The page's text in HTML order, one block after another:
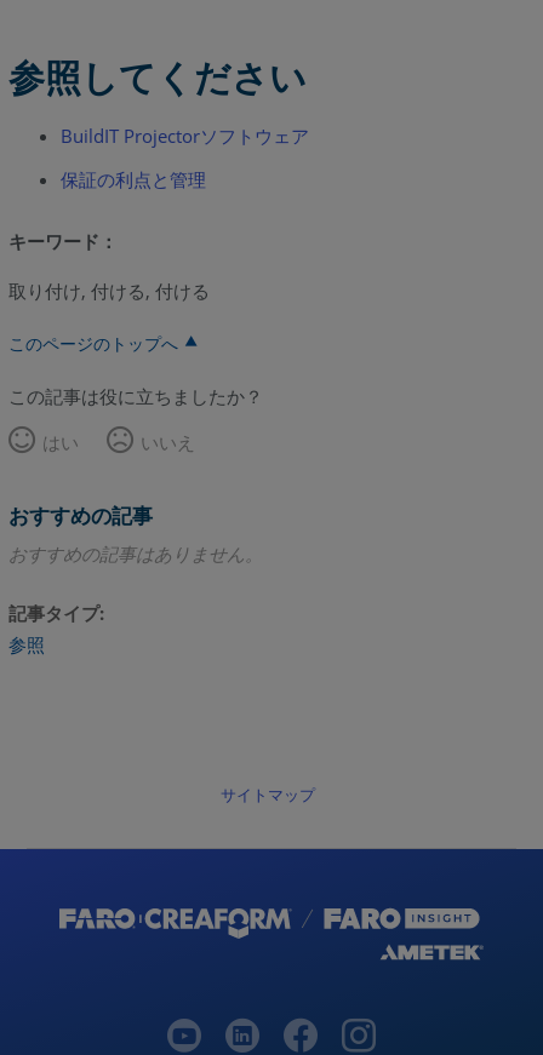
参照してください
BuildIT Projectorソフトウェア
保証の利点と管理
キーワード：
取り付け, 付ける, 付ける
このページのトップへ
この記事は役に立ちましたか？
はい
いいえ
おすすめの記事
おすすめの記事はありません。
記事タイプ
参照
サイトマップ